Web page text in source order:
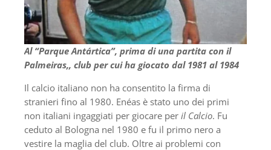
Al “Parque Antártica”, prima di una partita con il
Palmeiras,, club per cui ha giocato dal 1981 al 1984
Il calcio italiano non ha consentito la firma di
stranieri fino al 1980. Enéas è stato uno dei primi
non italiani ingaggiati per giocare per il Calcio. Fu
ceduto al Bologna nel 1980 e fu il primo nero a
vestire la maglia del club. Oltre ai problemi con